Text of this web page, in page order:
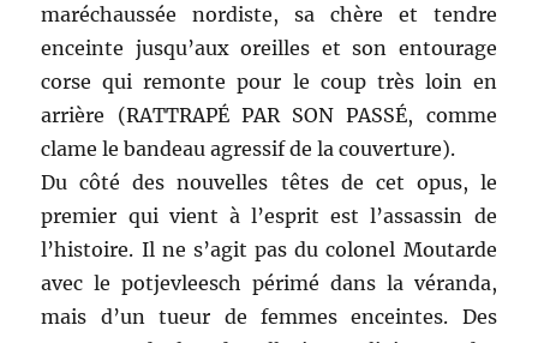
maréchaussée nordiste, sa chère et tendre
enceinte jusqu’aux oreilles et son entourage
corse qui remonte pour le coup très loin en
arrière (RATTRAPÉ PAR SON PASSÉ, comme
clame le bandeau agressif de la couverture).
Du côté des nouvelles têtes de cet opus, le
premier qui vient à l’esprit est l’assassin de
l’histoire. Il ne s’agit pas du colonel Moutarde
avec le potjevleesch périmé dans la véranda,
mais d’un tueur de femmes enceintes. Des